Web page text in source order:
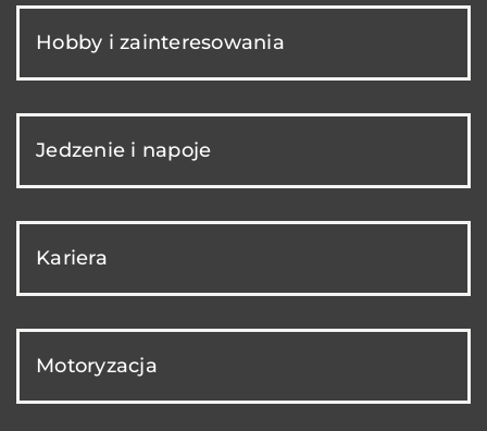
Hobby i zainteresowania
Jedzenie i napoje
Kariera
Motoryzacja